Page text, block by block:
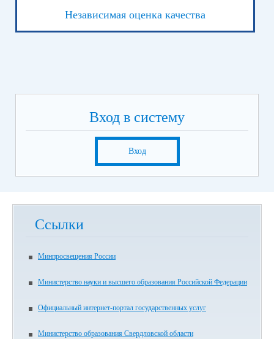
Независимая оценка качества
Вход в систему
Вход
Ссылки
Минпросвещения России
Министерство науки и высшего образования Российской Федерации
Официальный интернет-портал государственных услуг
Министерство образования Свердловской области